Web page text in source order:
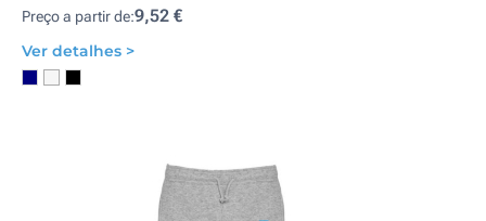
Preço a partir de:9,52 €
Ver detalhes >